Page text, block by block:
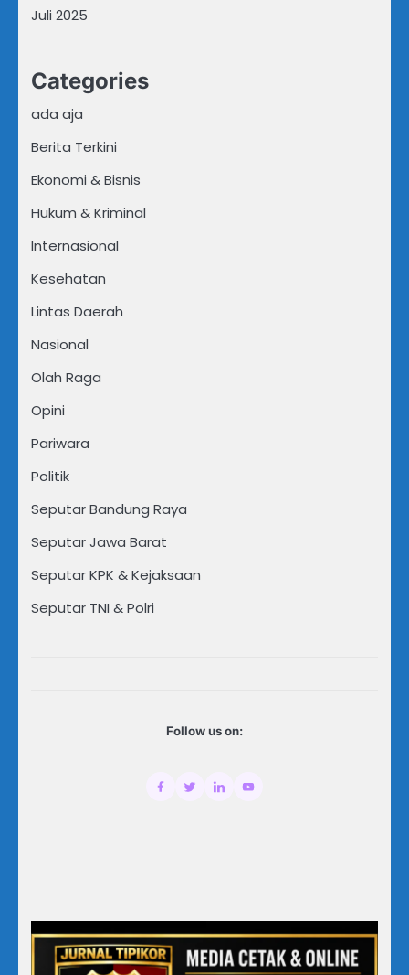
Juli 2025
Categories
ada aja
Berita Terkini
Ekonomi & Bisnis
Hukum & Kriminal
Internasional
Kesehatan
Lintas Daerah
Nasional
Olah Raga
Opini
Pariwara
Politik
Seputar Bandung Raya
Seputar Jawa Barat
Seputar KPK & Kejaksaan
Seputar TNI & Polri
Follow us on: